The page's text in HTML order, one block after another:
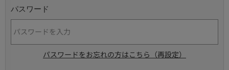
パスワード
パスワードをお忘れの方はこちら（再設定）